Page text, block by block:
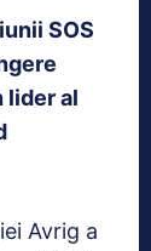
SOS
lider al
Avrig a